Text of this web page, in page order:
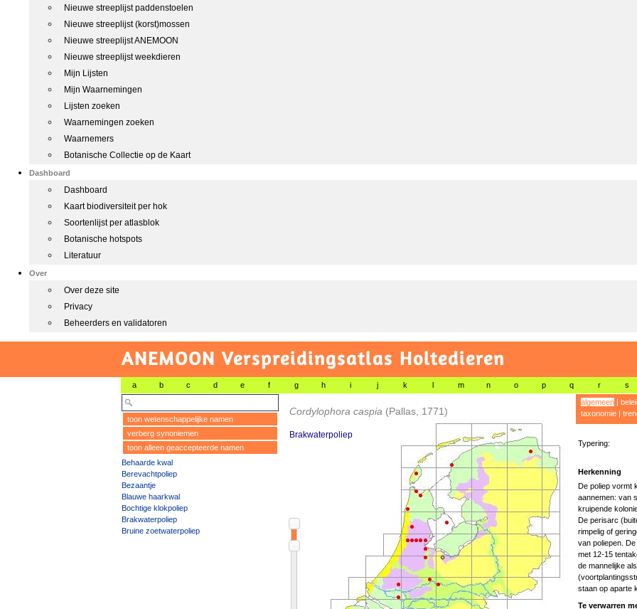
Nieuwe streeplijst paddenstoelen
Nieuwe streeplijst (korst)mossen
Nieuwe streeplijst ANEMOON
Nieuwe streeplijst weekdieren
Mijn Lijsten
Mijn Waarnemingen
Lijsten zoeken
Waarnemingen zoeken
Waarnemers
Botanische Collectie op de Kaart
Dashboard
Dashboard
Kaart biodiversiteit per hok
Soortenlijst per atlasblok
Botanische hotspots
Literatuur
Over
Over deze site
Privacy
Beheerders en validatoren
ANEMOON Verspreidingsatlas Holtedieren
a b c d e f g h i j k l m n o p q r s
toon wetenschappelijke namen
verberg synoniemen
toon alleen geaccepteerde namen
Behaarde kwal
Berevachtpoliep
Bezaantje
Blauwe haarkwal
Bochtige klokpoliep
Brakwaterpoliep
Bruine zoetwaterpoliep
Cordylophora caspia (Pallas, 1771)
Brakwaterpoliep
algemeen|
taxonomie|
Typering:
Herkenning
De poliep vormt
aannemen: van
kruipende
De perisarc
rimpelig of
van poliepen.
met 12-15
de mannelijke
staan op aparte
Te verwarren